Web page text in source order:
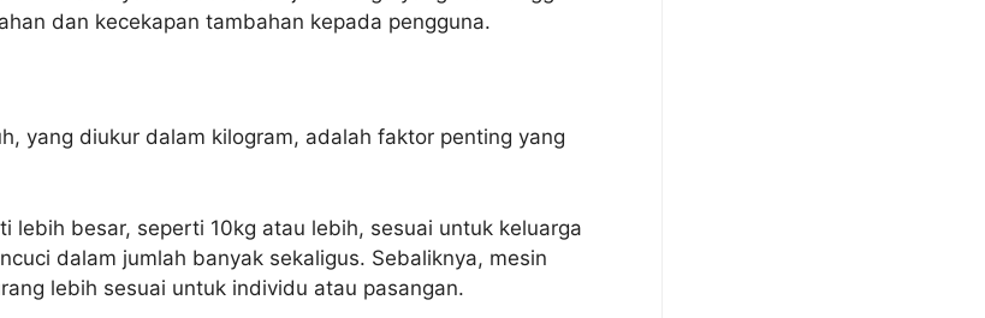
dan kecekapan tambahan kepada pengguna.
yang diukur dalam kilogram, adalah faktor penting yang
lebih besar, seperti 10kg atau lebih, sesuai untuk keluarga
dalam jumlah banyak sekaligus. Sebaliknya, mesin
lebih sesuai untuk individu atau pasangan.